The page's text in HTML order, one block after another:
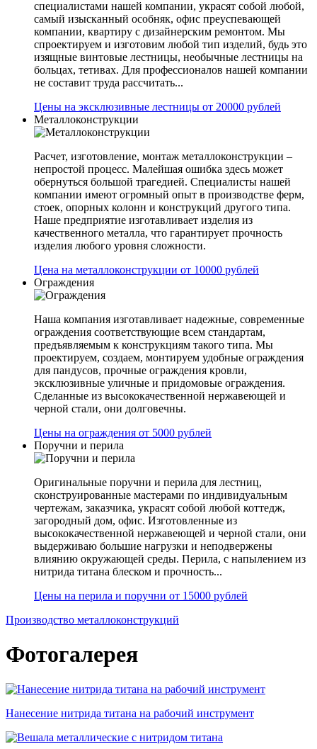
специалистами нашей компании, украсят собой любой,
самый изысканный особняк, офис преуспевающей
компании, квартиру с дизайнерским ремонтом. Мы
спроектируем и изготовим любой тип изделий, будь это
изящные винтовые лестницы, необычные лестницы на
больцах, тетивах. Для профессионалов нашей компании
не составит труда рассчитать...
Цены на эксклюзивные лестницы от 20000 рублей
Металлоконструкции
Расчет, изготовление, монтаж металлоконструкции –
непростой процесс. Малейшая ошибка здесь может
обернуться большой трагедией. Специалисты нашей
компании имеют огромный опыт в производстве ферм,
стоек, опорных колонн и конструкций другого типа.
Наше предприятие изготавливает изделия из
качественного металла, что гарантирует прочность
изделия любого уровня сложности.
Цена на металлоконструкции от 10000 рублей
Ограждения
Наша компания изготавливает надежные, современные
ограждения соответствующие всем стандартам,
предъявляемым к конструкциям такого типа. Мы
проектируем, создаем, монтируем удобные ограждения
для пандусов, прочные ограждения кровли,
эксклюзивные уличные и придомовые ограждения.
Сделанные из высококачественной нержавеющей и
черной стали, они долговечны.
Цены на ограждения от 5000 рублей
Поручни и перила
Оригинальные поручни и перила для лестниц,
сконструированные мастерами по индивидуальным
чертежам, заказчика, украсят собой любой коттедж,
загородный дом, офис. Изготовленные из
высококачественной нержавеющей и черной стали, они
выдерживаю большие нагрузки и неподвержены
влиянию окружающей среды. Перила, с напылением из
нитрида титана блеском и прочность...
Цены на перила и поручни от 15000 рублей
Производство металлоконструкций
Фотогалерея
Нанесение нитрида титана на рабочий инструмент